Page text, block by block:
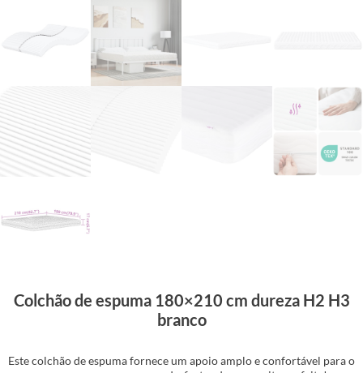
Colchão de espuma 180×210 cm dureza H2 H3
branco
Este colchão de espuma fornece um apoio amplo e confortável para o